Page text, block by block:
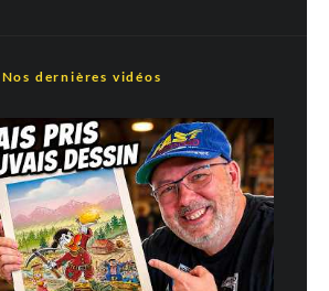
Nos dernières vidéos